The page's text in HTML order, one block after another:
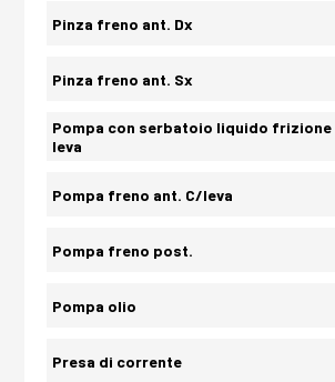
Pinza freno ant. Dx
Pinza freno ant. Sx
Pompa con serbatoio liquido frizione
leva
Pompa freno ant. C/leva
Pompa freno post.
Pompa olio
Presa di corrente